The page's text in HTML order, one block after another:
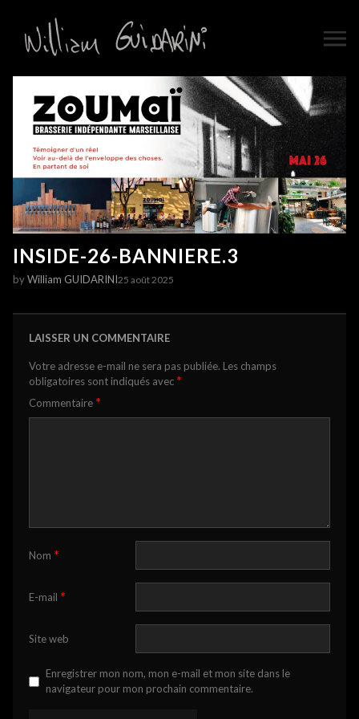
INSIDE-26-BANNIERE.3
byWilliam GUIDARINI25 août 2025
LAISSER UN COMMENTAIRE
Votre adresse e-mail ne sera pas publiée. Les champs
obligatoires sont indiqués avec *
Commentaire *
Nom *
E-mail *
Site web
Enregistrer mon nom, mon e-mail et mon site dans le
navigateur pour mon prochain commentaire.